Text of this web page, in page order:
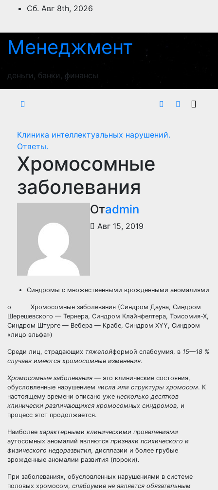
ПерейтиСб. Авг 8th, 2026
Менеджмент
деньги, банки, финансы
Клиника интеллектуальных нарушений.
Ответы.
Хромосомные
заболевания
Отadmin
Авг 15, 2019
Синдромы с множественными врожденными аномалиями
o Хромосомные заболевания (Синдром Дауна, Синдром
Шерешевского — Тернера, Синдром Клайнфелтера, Трисомия-Х,
Синдром Штурге — Вебера — Крабе, Синдром XYY, Синдром
«лицо эльфа»)
Среди лиц, страдающих тяжелойформой слабоумия, в 15—18 %
случаев имеются хромосомные изменения.
Хромосомные заболевания — это клинические состояния,
обусловленные нарушением числа или структуры хромосом. К
настоящему времени описано уже несколько десятков
клинически различающихся хромосомных синдромов, и
процесс этот продолжается.
Наиболее характерными клиническими проявлениями
аутосомных аномалий являются признаки психического и
физического недоразвития, дисплазии и более грубые
врожденные аномалии развития (пороки).
При заболеваниях, обусловленных нарушениями в системе
половых хромосом, слабоумие не является обязательным